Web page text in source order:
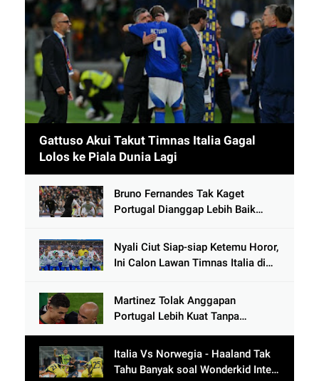
Gattuso Akui Takut Timnas Italia Gagal
Lolos ke Piala Dunia Lagi
Bruno Fernandes Tak Kaget
Portugal Dianggap Lebih Baik
Cetak 9 Gol
Nyali Ciut Siap-siap Ketemu Horor,
Ini Calon Lawan Timnas Italia di
Martinez Tolak Anggapan
Portugal Lebih Kuat Tanpa
di Bawah Thailand
Italia Vs Norwegia - Haaland Tak
Tahu Banyak soal Wonderkid Inter